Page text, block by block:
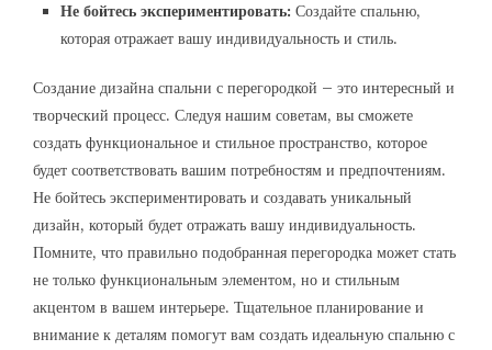
Не бойтесь экспериментировать: Создайте спальню,
которая отражает вашу индивидуальность и стиль.
Создание дизайна спальни с перегородкой – это интересный и
творческий процесс. Следуя нашим советам, вы сможете
создать функциональное и стильное пространство, которое
будет соответствовать вашим потребностям и предпочтениям.
Не бойтесь экспериментировать и создавать уникальный
дизайн, который будет отражать вашу индивидуальность.
Помните, что правильно подобранная перегородка может стать
не только функциональным элементом, но и стильным
акцентом в вашем интерьере. Тщательное планирование и
внимание к деталям помогут вам создать идеальную спальню с